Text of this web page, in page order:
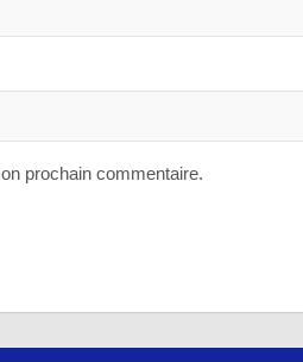
prochain commentaire.